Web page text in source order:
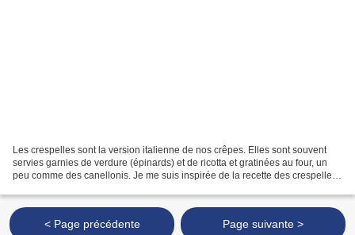
Les crespelles sont la version italienne de nos crêpes. Elles sont souvent
servies garnies de verdure (épinards) et de ricotta et gratinées au four, un
peu comme des canellonis. Je me suis inspirée de la recette des crespelles
< Page précédente Page suivante >